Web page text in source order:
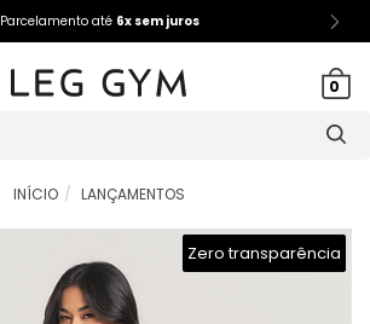
Parcelamento até 6x sem juros
0
INÍCIO LANÇAMENTOS
Zero transparência